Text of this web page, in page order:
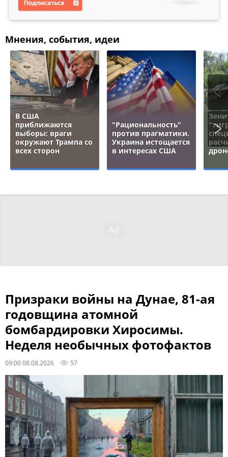
Мнения, события, идеи
В США
приближаются
выборы: враги
окружают Трампа со
всех сторон
"Рациональность"
против прагматики.
Украина истощается
в интересах США
Призраки войны на Дунае, 81-ая
годовщина атомной
бомбардировки Хиросимы.
Неделя необычных фотофактов
09:00 08.08.2026 57